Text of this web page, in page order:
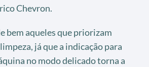
Chevron.
bem aqueles que priorizam
já que a indicação para
no modo delicado torna a